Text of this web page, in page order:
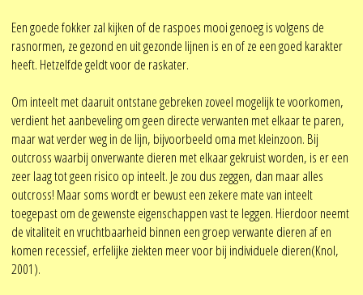
Een goede fokker zal kijken of de raspoes mooi genoeg is volgens de
rasnormen, ze gezond en uit gezonde lijnen is en of ze een goed karakter
heeft. Hetzelfde geldt voor de raskater.
Om inteelt met daaruit ontstane gebreken zoveel mogelijk te voorkomen,
verdient het aanbeveling om geen directe verwanten met elkaar te paren,
maar wat verder weg in de lijn, bijvoorbeeld oma met kleinzoon. Bij
outcross waarbij onverwante dieren met elkaar gekruist worden, is er een
zeer laag tot geen risico op inteelt. Je zou dus zeggen, dan maar alles
outcross! Maar soms wordt er bewust een zekere mate van inteelt
toegepast om de gewenste eigenschappen vast te leggen. Hierdoor neemt
de vitaliteit en vruchtbaarheid binnen een groep verwante dieren af en
komen recessief, erfelijke ziekten meer voor bij individuele dieren(Knol,
2001).